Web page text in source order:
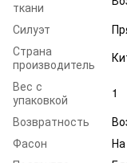
ткани
Силуэт
Страна
производитель
Вес с
упаковкой
1
Возвратность
Фасон